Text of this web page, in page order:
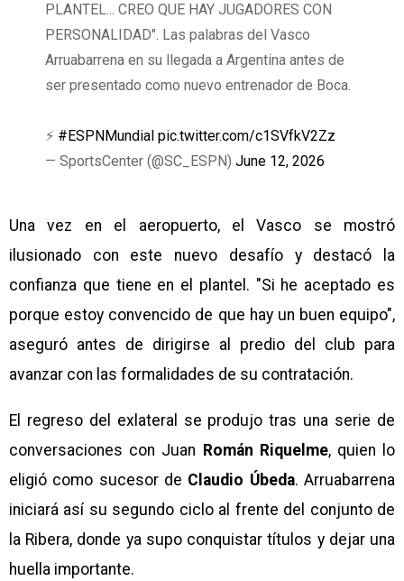
PLANTEL... CREO QUE HAY JUGADORES CON
PERSONALIDAD". Las palabras del Vasco
Arruabarrena en su llegada a Argentina antes de
ser presentado como nuevo entrenador de Boca.
⚡ #ESPNMundial pic.twitter.com/c1SVfkV2Zz
— SportsCenter (@SC_ESPN) June 12, 2026
Una vez en el aeropuerto, el Vasco se mostró
ilusionado con este nuevo desafío y destacó la
confianza que tiene en el plantel. "Si he aceptado es
porque estoy convencido de que hay un buen equipo",
aseguró antes de dirigirse al predio del club para
avanzar con las formalidades de su contratación.
El regreso del exlateral se produjo tras una serie de
conversaciones con Juan Román Riquelme, quien lo
eligió como sucesor de Claudio Úbeda. Arruabarrena
iniciará así su segundo ciclo al frente del conjunto de
la Ribera, donde ya supo conquistar títulos y dejar una
huella importante.